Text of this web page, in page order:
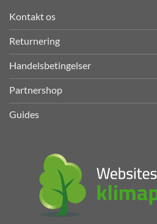
Kontakt os
Returnering
Handelsbetingelser
Partnershop
Guides